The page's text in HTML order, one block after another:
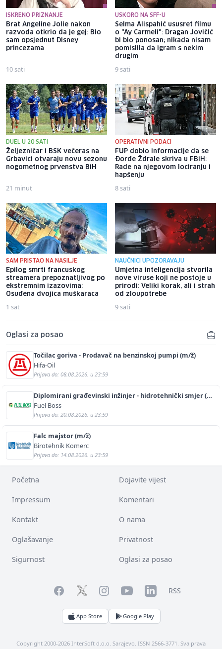
ISKRENO PRIZNANJE
Brat Angeline Jolie nakon
razvoda otkrio da je gej: Bio
sam opsjednut Disney
princezama
10 sati
USKORO NA SFF-U
Selma Alispahić ususret filmu
o "Ay Carmeli": Dragan Jovičić
bi bio ponosan; nikada nisam
pomislila da igram s nekim
drugim
9 sati
DUEL U 20 SATI
Željezničar i BSK večeras na
Grbavici otvaraju novu sezonu
nogometnog prvenstva BiH
21 minut
OPERATIVNI PODACI
FUP dobio informacije da se
Đorđe Ždrale skriva u FBiH:
Rade na njegovom lociranju i
hapšenju
8 sati
SAM PRISTAO NA NASILJE
Epilog smrti francuskog
streamera prepoznatljivog po
ekstremnim izazovima:
Osuđena dvojica muškaraca
1 sat
NAUČNICI UPOZORAVAJU
Umjetna inteligencija stvorila
nove viruse koji ne postoje u
prirodi: Veliki korak, ali i strah
od zloupotrebe
9 sati
Oglasi za posao
Točilac goriva - Prodavač na benzinskoj pumpi (m/ž)
Hifa-Oil
Prijava do: 08.08.2026. u 23:59
Diplomirani građevinski inžinjer - hidrotehnički smjer (m/
ž)
Fuel Boss
Prijava do: 20.08.2026. u 23:59
Falc majstor (m/ž)
Birotehnik Komerc
Prijava do: 14.08.2026. u 23:59
Početna Dojavite vijest
Impressum Komentari
Kontakt O nama
Oglašavanje Privatnost
Sigurnost Oglasi za posao
FacebookTwitterInstagramYouTubeLinkedInRSS
App Store Google Play
Copyright 2000-2026 InterSoft d.o.o. Sarajevo. ISSN 2566-3771. Sva prava